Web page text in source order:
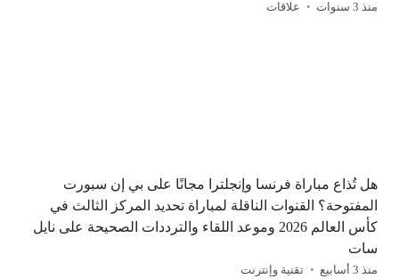
منذ 3 سنوات علاقات
هل تُذاع مباراة فرنسا وإنجلترا مجانًا على بي إن سبورت
المفتوحة؟ القنوات الناقلة لمباراة تحديد المركز الثالث في
كأس العالم 2026 وموعد اللقاء والترددات الصحيحة على نايل
سات
منذ 3 أسابيع تقنية وإنترنت